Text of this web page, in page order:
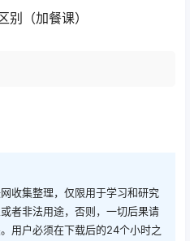
别（加餐课）
收集整理，仅限用于学习和研究
者非法用途，否则，一切后果请
用户必须在下载后的24个小时之